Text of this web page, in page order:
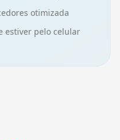
otimizada
estiver pelo celular